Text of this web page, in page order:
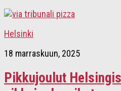
Helsinki
18 marraskuun, 2025
Pikkujoulut